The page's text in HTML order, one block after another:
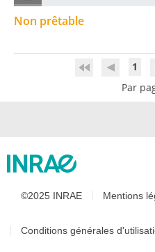
Non prêtable
1
Par
©2025 INRAE Mentions
Conditions générales